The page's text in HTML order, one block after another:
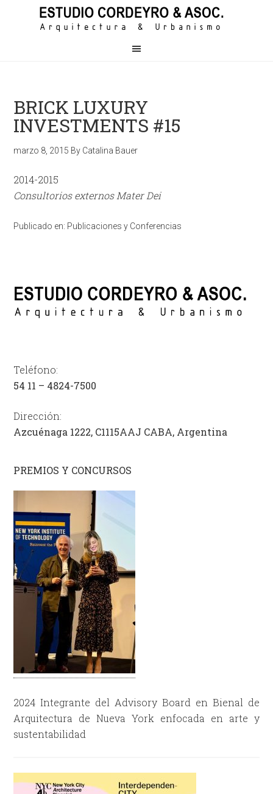
BRICK LUXURY
INVESTMENTS #15
marzo 8, 2015 By Catalina Bauer
2014-2015
Consultorios externos Mater Dei
Publicado en: Publicaciones y Conferencias
Teléfono:
54 11 – 4824-7500
Dirección:
Azcuénaga 1222, C1115AAJ CABA, Argentina
PREMIOS Y CONCURSOS
2024 Integrante del Advisory Board en Bienal de
Arquitectura de Nueva York enfocada en arte y
sustentabilidad